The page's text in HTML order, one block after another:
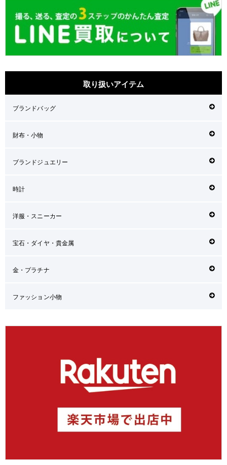
取り扱いアイテム
ブランドバッグ
財布・小物
ブランドジュエリー
時計
洋服・スニーカー
宝石・ダイヤ・貴金属
金・プラチナ
ファッション小物